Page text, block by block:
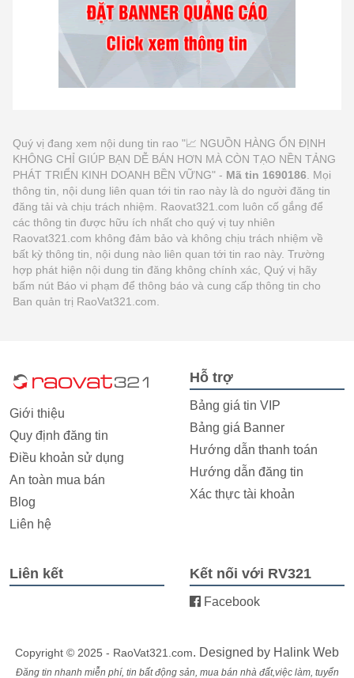
Quý vị đang xem nội dung tin rao "📈 NGUỒN HÀNG ỔN ĐỊNH
KHÔNG CHỈ GIÚP BẠN DỄ BÁN HƠN MÀ CÒN TẠO NỀN TẢNG
PHÁT TRIỂN KINH DOANH BỀN VỮNG" - Mã tin 1690186 . Mọi
thông tin, nội dung liên quan tới tin rao này là do người đăng tin
đăng tải và chịu trách nhiệm. Raovat321.com luôn cố gắng để
các thông tin được hữu ích nhất cho quý vị tuy nhiên
Raovat321.com không đảm bảo và không chịu trách nhiệm về
bất kỳ thông tin, nội dung nào liên quan tới tin rao này. Trường
hợp phát hiện nội dung tin đăng không chính xác, Quý vị hãy
bấm nút Báo vi phạm để thông báo và cung cấp thông tin cho
Ban quản trị RaoVat321.com.
Giới thiệu
Quy định đăng tin
Điều khoản sử dụng
An toàn mua bán
Blog
Liên hệ
Hỗ trợ
Bảng giá tin VIP
Bảng giá Banner
Hướng dẫn thanh toán
Hướng dẫn đăng tin
Xác thực tài khoản
Liên kết Kết nối với RV321
Facebook
Copyright © 2025 - RaoVat321.com. Designed by Halink Web
Đăng tin nhanh miễn phí, tin bất động sản, mua bán nhà đất,việc làm, tuyển